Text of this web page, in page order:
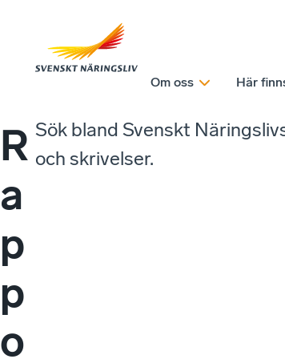
Om oss Här
R
a
p
p
o
Sök bland Svenskt
och skrivelser.